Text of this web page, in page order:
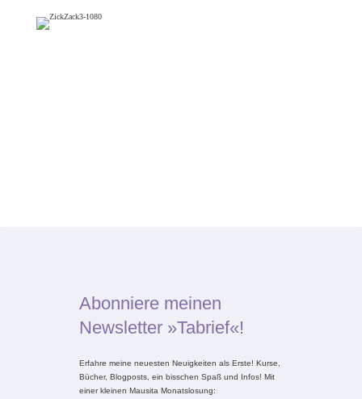
Abonniere meinen
Newsletter »Tabrief«!
Erfahre meine neuesten Neuigkeiten als Erste! Kurse,
Bücher, Blogposts, ein bisschen Spaß und Infos! Mit
einer kleinen Mausita Monatslosung: